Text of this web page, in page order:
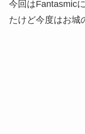
今回はFantasmic
たけど今度はお城